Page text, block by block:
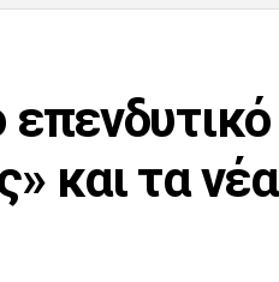
και τα